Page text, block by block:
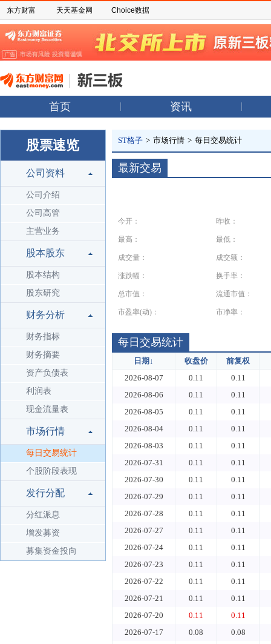
东方财富 天天基金网 Choice数据
首页 资讯
股票速览
公司资料
公司介绍
公司高管
主营业务
股本股东
股本结构
股东研究
财务分析
财务指标
财务摘要
资产负债表
利润表
现金流量表
市场行情
每日交易统计
个股阶段表现
发行分配
分红派息
增发募资
募集资金投向
ST格子 > 市场行情 > 每日交易统计
最新交易
今开： 昨收：
最高： 最低：
成交量： 成交额：
涨跌幅： 换手率：
总市值： 流通市值：
市盈率(动)： 市净率：
每日交易统计
日期↓ 收盘价
前复权
2026-08-07
0.11
0.11
2026-08-06
0.11
0.11
2026-08-05
0.11
0.11
2026-08-04
0.11
0.11
2026-08-03
0.11
0.11
2026-07-31
0.11
0.11
2026-07-30
0.11
0.11
2026-07-29
0.11
0.11
2026-07-28
0.11
0.11
2026-07-27
0.11
0.11
2026-07-24
0.11
0.11
2026-07-23
0.11
0.11
2026-07-22
0.11
0.11
2026-07-21
0.11
0.11
2026-07-20
0.11
0.11
2026-07-17
0.08
0.08